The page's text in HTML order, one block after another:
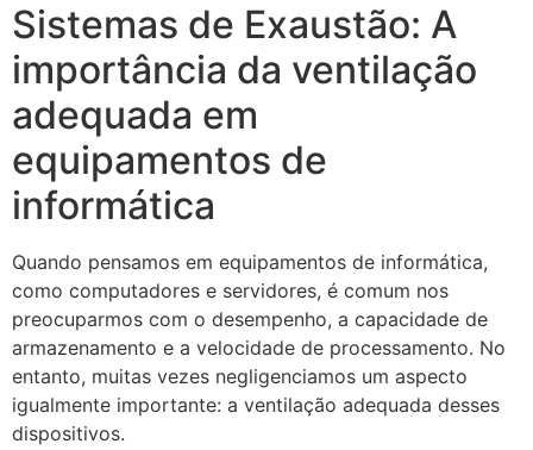
Sistemas de Exaustão: A
importância da ventilação
adequada em
equipamentos de
informática
Quando pensamos em equipamentos de informática,
como computadores e servidores, é comum nos
preocuparmos com o desempenho, a capacidade de
armazenamento e a velocidade de processamento. No
entanto, muitas vezes negligenciamos um aspecto
igualmente importante: a ventilação adequada desses
dispositivos.